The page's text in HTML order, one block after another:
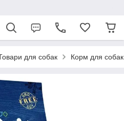
для собак Корм для собак